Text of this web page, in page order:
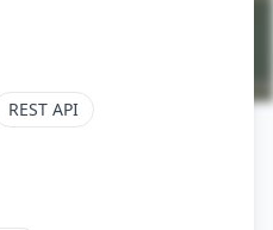
REST API